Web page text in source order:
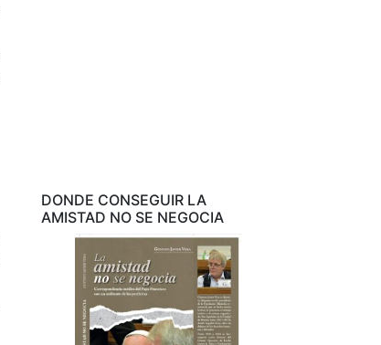
DONDE CONSEGUIR LA
AMISTAD NO SE NEGOCIA